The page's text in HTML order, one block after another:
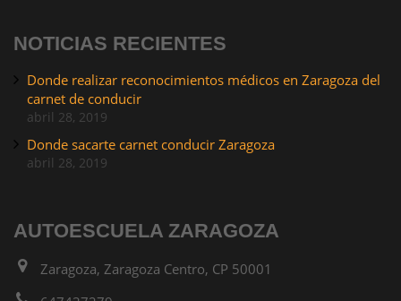
NOTICIAS RECIENTES
Donde realizar reconocimientos médicos en Zaragoza del
carnet de conducir
abril 28, 2019
Donde sacarte carnet conducir Zaragoza
abril 28, 2019
AUTOESCUELA ZARAGOZA
Zaragoza, Zaragoza Centro, CP 50001